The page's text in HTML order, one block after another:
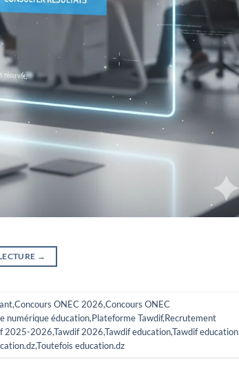
→
,Concours ONEC 2026,Concours ONEC
numérique éducation,Plateforme Tawdif,Recrutement
2025-2026,Tawdif 2026,Tawdif education,Tawdif
,Toutefois education.dz